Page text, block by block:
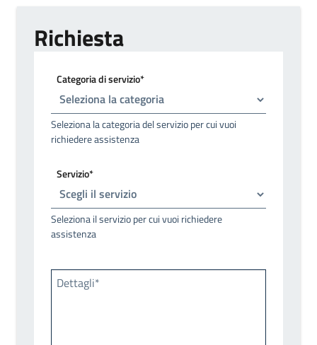
Richiesta
Categoria di servizio*
Seleziona la categoria del servizio per cui vuoi
richiedere assistenza
Servizio*
Seleziona il servizio per cui vuoi richiedere
assistenza
Dettagli*